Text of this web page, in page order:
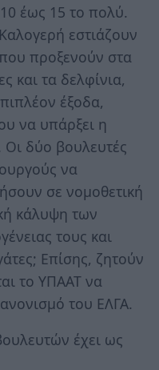
έως 15 το πολύ.
εστιάζουν
προξενούν στα
και τα δελφίνια,
έξοδα,
να υπάρξει η
δύο βουλευτές
να
σε νομοθετική
κάλυψη των
τους και
Επίσης, ζητούν
το ΥΠΑΑΤ να
του ΕΛΓΑ.
έχει ως